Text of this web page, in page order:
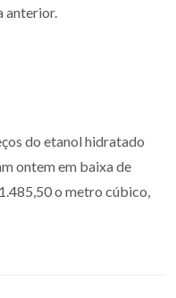
anterior.
do etanol hidratado
ontem em baixa de
o metro cúbico,